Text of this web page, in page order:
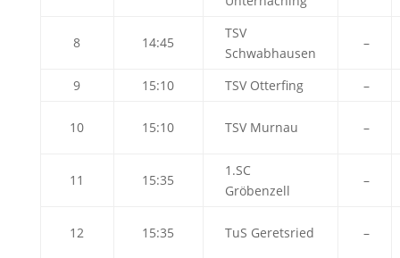
8 14:45
TSV
Schwabhausen
–
9 15:10 TSV Otterfing –
10 15:10 TSV Murnau –
11 15:35
1.SC
Gröbenzell
–
12 15:35 TuS Geretsried –